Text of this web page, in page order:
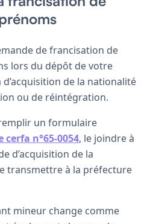
de francisation de
lors du dépôt de votre
de la nationalité
ou de réintégration.
un formulaire
n°65-0054, le joindre à
d’acquisition de la
transmettre à la préfecture
mineur change comme